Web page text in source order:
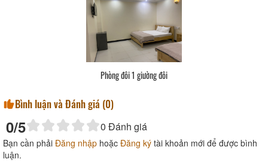
Phòng đôi 1 giường đôi
Bình luận và Đánh giá (0)
0/5 0 Đánh giá
Bạn cần phải Đăng nhập hoặc Đăng ký tài khoản mới để được bình
luận.